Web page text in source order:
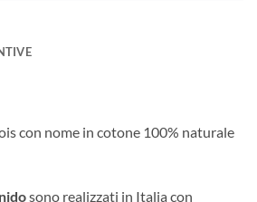
con nome in cotone 100% naturale
sono realizzati in Italia con